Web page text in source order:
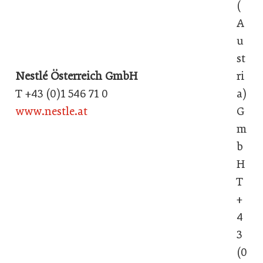
Nestlé Österreich GmbH
T +43 (0)1 546 71 0
www.nestle.at
(
A
u
st
ri
a)
G
m
b
H
T
+
4
3
(0